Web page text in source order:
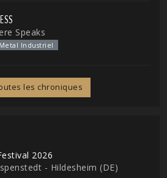
Speaks
Industriel
les chroniques
2026
- Hildesheim (DE)